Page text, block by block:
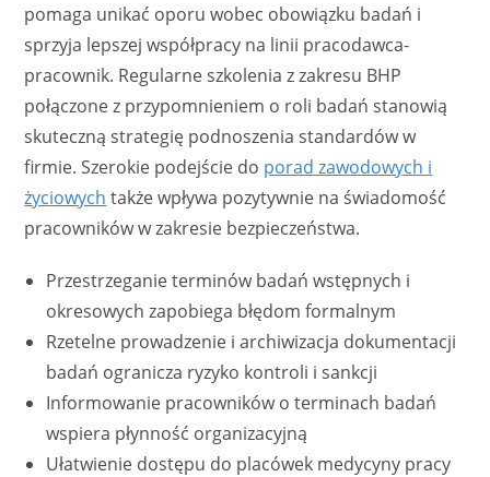
pomaga unikać oporu wobec obowiązku badań i
sprzyja lepszej współpracy na linii pracodawca-
pracownik. Regularne szkolenia z zakresu BHP
połączone z przypomnieniem o roli badań stanowią
skuteczną strategię podnoszenia standardów w
firmie. Szerokie podejście do porad zawodowych i
życiowych także wpływa pozytywnie na świadomość
pracowników w zakresie bezpieczeństwa.
Przestrzeganie terminów badań wstępnych i
okresowych zapobiega błędom formalnym
Rzetelne prowadzenie i archiwizacja dokumentacji
badań ogranicza ryzyko kontroli i sankcji
Informowanie pracowników o terminach badań
wspiera płynność organizacyjną
Ułatwienie dostępu do placówek medycyny pracy